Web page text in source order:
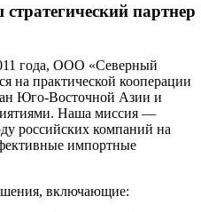
партнер
года, ООО «Северный
на практической кооперации
Юго-Восточной Азии и
Наша миссия —
российских компаний на
импортные
включающие: